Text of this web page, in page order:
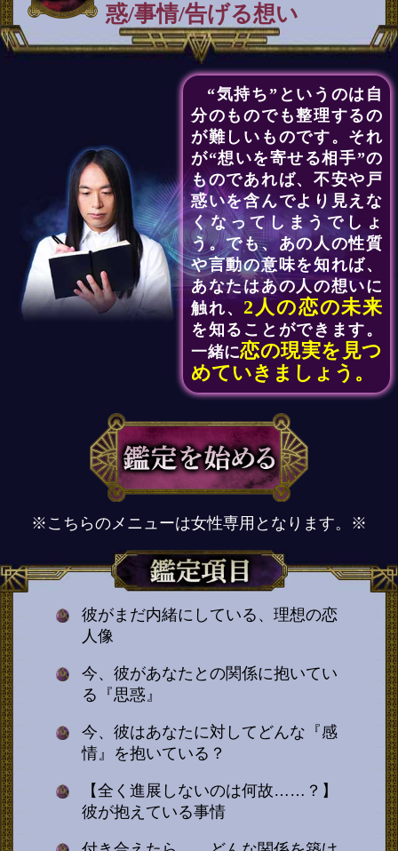
惑/事情/告げる想い
“気持ち”というのは自
分のものでも整理するの
が難しいものです。それ
が“想いを寄せる相手”の
ものであれば、不安や戸
惑いを含んでより見えな
くなってしまうでしょ
う。でも、あの人の性質
や言動の意味を知れば、
あなたはあの人の想いに
触れ、 2人の恋の未来
を知ることができます。
一緒に恋の現実を見つ
めていきましょう。
※こちらのメニューは女性専用となります。※
彼がまだ内緒にしている、理想の恋
人像
今、彼があなたとの関係に抱いてい
る『思惑』
今、彼はあなたに対してどんな『感
情』を抱いている？
【全く進展しないのは何故……？】
彼が抱えている事情